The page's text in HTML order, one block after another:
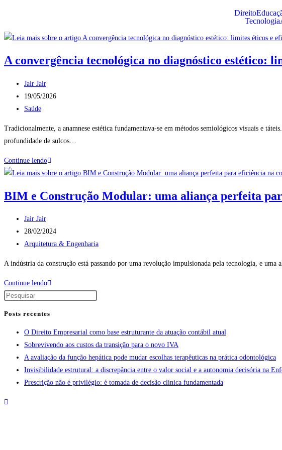
Direito
Tecnologia
A convergência tecnológica no diagnóstico estético:
Jair Jair
19/05/2026
Saúde
Tradicionalmente, a anamnese estética fundamentava-se em métodos semiológicos visuais e
profundidade de sulcos…
Continue lendo
BIM e Construção Modular: uma aliança perfeita
Jair Jair
28/02/2024
Arquitetura & Engenharia
A indústria da construção está passando por uma revolução impulsionada pela tecnologia, e
Continue lendo
Posts recentes
O Direito Empresarial como base estruturante da atuação contábil atual
Sobrevivendo aos custos da transição para o novo IVA
A avaliação da função hepática pode mudar escolhas terapêuticas na prática odontológica
Invisibilidade estrutural: a discrepância entre o valor social e a autonomia decisória na
Prescrição não é privilégio: é tomada de decisão clínica fundamentada